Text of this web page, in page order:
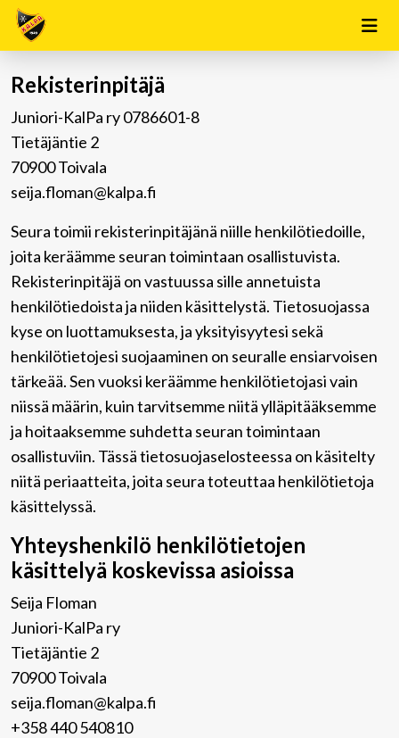
Rekisterinpitäjä
Juniori-KalPa ry 0786601-8
Tietäjäntie 2
70900 Toivala
seija.floman@kalpa.fi
Seura toimii rekisterinpitäjänä niille henkilötiedoille,
joita keräämme seuran toimintaan osallistuvista.
Rekisterinpitäjä on vastuussa sille annetuista
henkilötiedoista ja niiden käsittelystä. Tietosuojassa
kyse on luottamuksesta, ja yksityisyytesi sekä
henkilötietojesi suojaaminen on seuralle ensiarvoisen
tärkeää. Sen vuoksi keräämme henkilötietojasi vain
niissä määrin, kuin tarvitsemme niitä ylläpitääksemme
ja hoitaaksemme suhdetta seuran toimintaan
osallistuviin. Tässä tietosuojaselosteessa on käsitelty
niitä periaatteita, joita seura toteuttaa henkilötietoja
käsittelyssä.
Yhteyshenkilö henkilötietojen
käsittelyä koskevissa asioissa
Seija Floman
Juniori-KalPa ry
Tietäjäntie 2
70900 Toivala
seija.floman@kalpa.fi
+358 440 540810